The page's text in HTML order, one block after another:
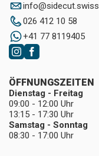
info@sidecut.swiss
026 412 10 58
+41 77 8119405
ÖFFNUNGSZEITEN
Dienstag - Freitag
09:00 - 12:00 Uhr
13:15 - 17:30 Uhr
Samstag - Sonntag
08:30 - 17:00 Uhr